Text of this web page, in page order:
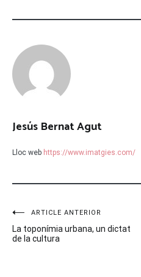
Jesús Bernat Agut
Lloc web https://www.imatgies.com/
Navegació
d'entrades
ARTICLE ANTERIOR
La toponímia urbana, un dictat
de la cultura